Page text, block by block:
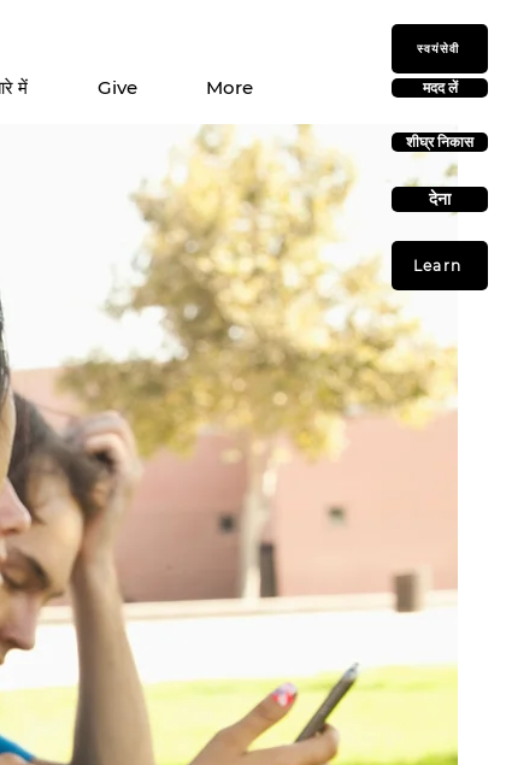
Learn
शीघ्र निकास
मदद लें
देना
स्वयंसेवी
में Give More